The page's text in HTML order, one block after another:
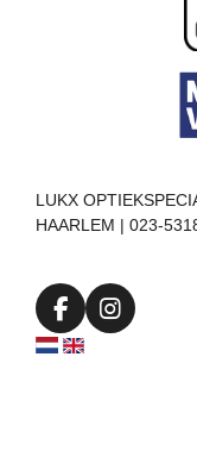
LUKX
HAARLEM | 023-
F
a
I